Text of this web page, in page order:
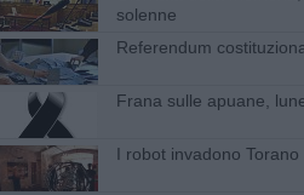
solenne
​Referendum
Frana sulle apuane,
I robot invadono Torano